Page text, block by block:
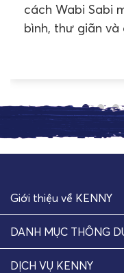
cách Wabi Sabi
bình, thư giãn và
Giới thiệu về KENNY
DANH MỤC THÔNG
DỊCH VỤ KENNY